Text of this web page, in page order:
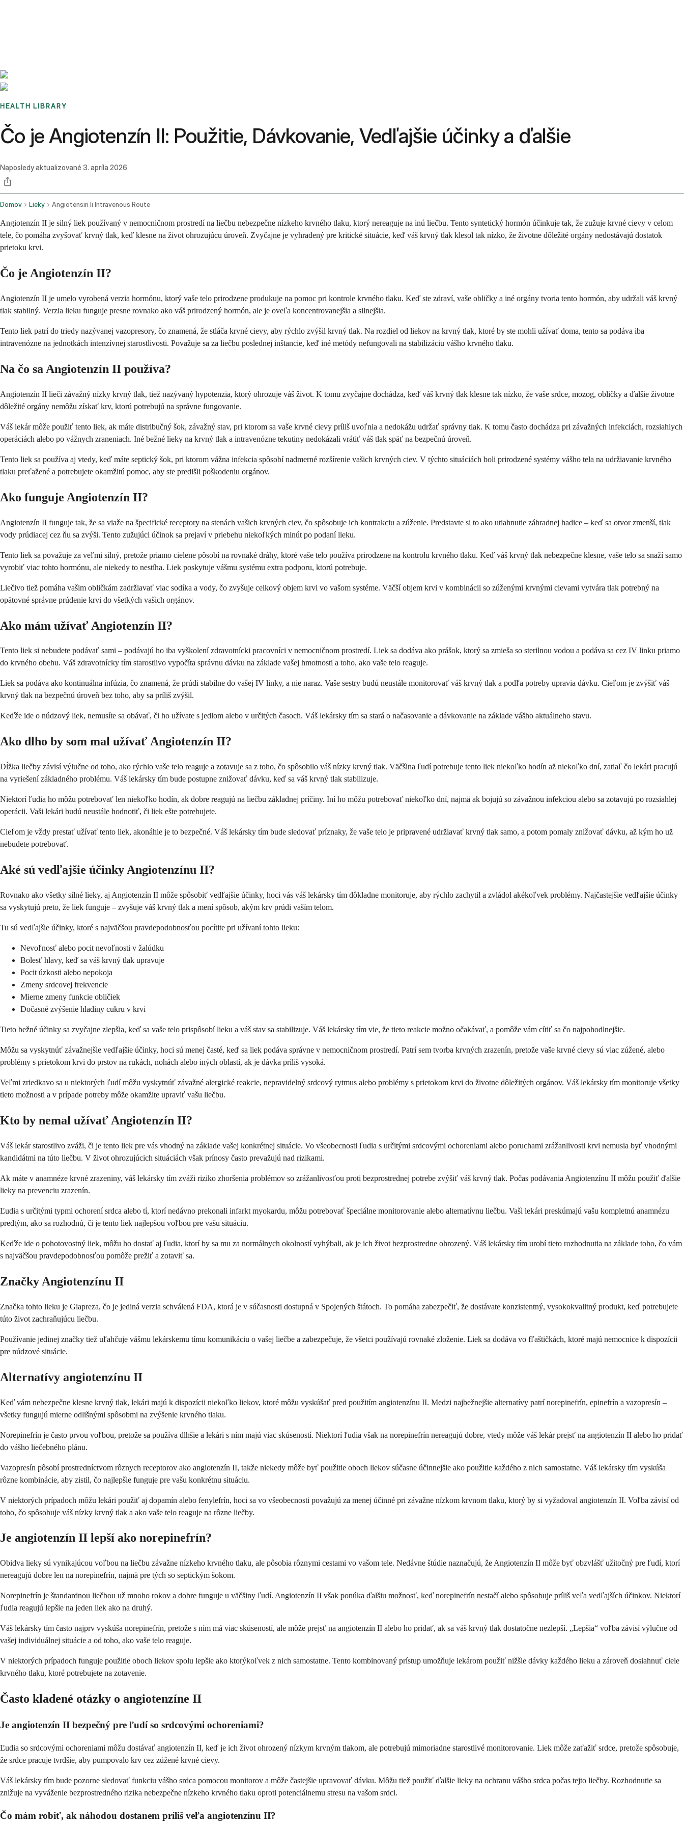
HEALTH LIBRARY
Čo je Angiotenzín II: Použitie, Dávkovanie, Vedľajšie účinky a ďalšie
Naposledy aktualizované 3. apríla 2026
Domov Lieky Angiotensin Ii Intravenous Route
Angiotenzín II je silný liek používaný v nemocničnom prostredí na liečbu nebezpečne nízkeho krvného tlaku, ktorý nereaguje na inú liečbu. Tento syntetický hormón účinkuje tak, že zužuje krvné cievy v celom
tele, čo pomáha zvyšovať krvný tlak, keď klesne na život ohrozujúcu úroveň. Zvyčajne je vyhradený pre kritické situácie, keď váš krvný tlak klesol tak nízko, že životne dôležité orgány nedostávajú dostatok
prietoku krvi.
Čo je Angiotenzín II?
Angiotenzín II je umelo vyrobená verzia hormónu, ktorý vaše telo prirodzene produkuje na pomoc pri kontrole krvného tlaku. Keď ste zdraví, vaše obličky a iné orgány tvoria tento hormón, aby udržali váš krvný
tlak stabilný. Verzia lieku funguje presne rovnako ako váš prirodzený hormón, ale je oveľa koncentrovanejšia a silnejšia.
Tento liek patrí do triedy nazývanej vazopresory, čo znamená, že stláča krvné cievy, aby rýchlo zvýšil krvný tlak. Na rozdiel od liekov na krvný tlak, ktoré by ste mohli užívať doma, tento sa podáva iba
intravenózne na jednotkách intenzívnej starostlivosti. Považuje sa za liečbu poslednej inštancie, keď iné metódy nefungovali na stabilizáciu vášho krvného tlaku.
Na čo sa Angiotenzín II používa?
Angiotenzín II lieči závažný nízky krvný tlak, tiež nazývaný hypotenzia, ktorý ohrozuje váš život. K tomu zvyčajne dochádza, keď váš krvný tlak klesne tak nízko, že vaše srdce, mozog, obličky a ďalšie životne
dôležité orgány nemôžu získať krv, ktorú potrebujú na správne fungovanie.
Váš lekár môže použiť tento liek, ak máte distribučný šok, závažný stav, pri ktorom sa vaše krvné cievy príliš uvoľnia a nedokážu udržať správny tlak. K tomu často dochádza pri závažných infekciách, rozsiahlych
operáciách alebo po vážnych zraneniach. Iné bežné lieky na krvný tlak a intravenózne tekutiny nedokázali vrátiť váš tlak späť na bezpečnú úroveň.
Tento liek sa používa aj vtedy, keď máte septický šok, pri ktorom vážna infekcia spôsobí nadmerné rozšírenie vašich krvných ciev. V týchto situáciách boli prirodzené systémy vášho tela na udržiavanie krvného
tlaku preťažené a potrebujete okamžitú pomoc, aby ste predišli poškodeniu orgánov.
Ako funguje Angiotenzín II?
Angiotenzín II funguje tak, že sa viaže na špecifické receptory na stenách vašich krvných ciev, čo spôsobuje ich kontrakciu a zúženie. Predstavte si to ako utiahnutie záhradnej hadice – keď sa otvor zmenší, tlak
vody prúdiacej cez ňu sa zvýši. Tento zužujúci účinok sa prejaví v priebehu niekoľkých minút po podaní lieku.
Tento liek sa považuje za veľmi silný, pretože priamo cielene pôsobí na rovnaké dráhy, ktoré vaše telo používa prirodzene na kontrolu krvného tlaku. Keď váš krvný tlak nebezpečne klesne, vaše telo sa snaží samo
vyrobiť viac tohto hormónu, ale niekedy to nestíha. Liek poskytuje vášmu systému extra podporu, ktorú potrebuje.
Liečivo tiež pomáha vašim obličkám zadržiavať viac sodíka a vody, čo zvyšuje celkový objem krvi vo vašom systéme. Väčší objem krvi v kombinácii so zúženými krvnými cievami vytvára tlak potrebný na
opätovné správne prúdenie krvi do všetkých vašich orgánov.
Ako mám užívať Angiotenzín II?
Tento liek si nebudete podávať sami – podávajú ho iba vyškolení zdravotnícki pracovníci v nemocničnom prostredí. Liek sa dodáva ako prášok, ktorý sa zmieša so sterilnou vodou a podáva sa cez IV linku priamo
do krvného obehu. Váš zdravotnícky tím starostlivo vypočíta správnu dávku na základe vašej hmotnosti a toho, ako vaše telo reaguje.
Liek sa podáva ako kontinuálna infúzia, čo znamená, že prúdi stabilne do vašej IV linky, a nie naraz. Vaše sestry budú neustále monitorovať váš krvný tlak a podľa potreby upravia dávku. Cieľom je zvýšiť váš
krvný tlak na bezpečnú úroveň bez toho, aby sa príliš zvýšil.
Keďže ide o núdzový liek, nemusíte sa obávať, či ho užívate s jedlom alebo v určitých časoch. Váš lekársky tím sa stará o načasovanie a dávkovanie na základe vášho aktuálneho stavu.
Ako dlho by som mal užívať Angiotenzín II?
Dĺžka liečby závisí výlučne od toho, ako rýchlo vaše telo reaguje a zotavuje sa z toho, čo spôsobilo váš nízky krvný tlak. Väčšina ľudí potrebuje tento liek niekoľko hodín až niekoľko dní, zatiaľ čo lekári pracujú
na vyriešení základného problému. Váš lekársky tím bude postupne znižovať dávku, keď sa váš krvný tlak stabilizuje.
Niektorí ľudia ho môžu potrebovať len niekoľko hodín, ak dobre reagujú na liečbu základnej príčiny. Iní ho môžu potrebovať niekoľko dní, najmä ak bojujú so závažnou infekciou alebo sa zotavujú po rozsiahlej
operácii. Vaši lekári budú neustále hodnotiť, či liek ešte potrebujete.
Cieľom je vždy prestať užívať tento liek, akonáhle je to bezpečné. Váš lekársky tím bude sledovať príznaky, že vaše telo je pripravené udržiavať krvný tlak samo, a potom pomaly znižovať dávku, až kým ho už
nebudete potrebovať.
Aké sú vedľajšie účinky Angiotenzínu II?
Rovnako ako všetky silné lieky, aj Angiotenzín II môže spôsobiť vedľajšie účinky, hoci vás váš lekársky tím dôkladne monitoruje, aby rýchlo zachytil a zvládol akékoľvek problémy. Najčastejšie vedľajšie účinky
sa vyskytujú preto, že liek funguje – zvyšuje váš krvný tlak a mení spôsob, akým krv prúdi vaším telom.
Tu sú vedľajšie účinky, ktoré s najväčšou pravdepodobnosťou pocítite pri užívaní tohto lieku:
Nevoľnosť alebo pocit nevoľnosti v žalúdku
Bolesť hlavy, keď sa váš krvný tlak upravuje
Pocit úzkosti alebo nepokoja
Zmeny srdcovej frekvencie
Mierne zmeny funkcie obličiek
Dočasné zvýšenie hladiny cukru v krvi
Tieto bežné účinky sa zvyčajne zlepšia, keď sa vaše telo prispôsobí lieku a váš stav sa stabilizuje. Váš lekársky tím vie, že tieto reakcie možno očakávať, a pomôže vám cítiť sa čo najpohodlnejšie.
Môžu sa vyskytnúť závažnejšie vedľajšie účinky, hoci sú menej časté, keď sa liek podáva správne v nemocničnom prostredí. Patrí sem tvorba krvných zrazenín, pretože vaše krvné cievy sú viac zúžené, alebo
problémy s prietokom krvi do prstov na rukách, nohách alebo iných oblastí, ak je dávka príliš vysoká.
Veľmi zriedkavo sa u niektorých ľudí môžu vyskytnúť závažné alergické reakcie, nepravidelný srdcový rytmus alebo problémy s prietokom krvi do životne dôležitých orgánov. Váš lekársky tím monitoruje všetky
tieto možnosti a v prípade potreby môže okamžite upraviť vašu liečbu.
Kto by nemal užívať Angiotenzín II?
Váš lekár starostlivo zváži, či je tento liek pre vás vhodný na základe vašej konkrétnej situácie. Vo všeobecnosti ľudia s určitými srdcovými ochoreniami alebo poruchami zrážanlivosti krvi nemusia byť vhodnými
kandidátmi na túto liečbu. V život ohrozujúcich situáciách však prínosy často prevažujú nad rizikami.
Ak máte v anamnéze krvné zrazeniny, váš lekársky tím zváži riziko zhoršenia problémov so zrážanlivosťou proti bezprostrednej potrebe zvýšiť váš krvný tlak. Počas podávania Angiotenzínu II môžu použiť ďalšie
lieky na prevenciu zrazenín.
Ľudia s určitými typmi ochorení srdca alebo tí, ktorí nedávno prekonali infarkt myokardu, môžu potrebovať špeciálne monitorovanie alebo alternatívnu liečbu. Vaši lekári preskúmajú vašu kompletnú anamnézu
predtým, ako sa rozhodnú, či je tento liek najlepšou voľbou pre vašu situáciu.
Keďže ide o pohotovostný liek, môžu ho dostať aj ľudia, ktorí by sa mu za normálnych okolností vyhýbali, ak je ich život bezprostredne ohrozený. Váš lekársky tím urobí tieto rozhodnutia na základe toho, čo vám
s najväčšou pravdepodobnosťou pomôže prežiť a zotaviť sa.
Značky Angiotenzínu II
Značka tohto lieku je Giapreza, čo je jediná verzia schválená FDA, ktorá je v súčasnosti dostupná v Spojených štátoch. To pomáha zabezpečiť, že dostávate konzistentný, vysokokvalitný produkt, keď potrebujete
túto život zachraňujúcu liečbu.
Používanie jedinej značky tiež uľahčuje vášmu lekárskemu tímu komunikáciu o vašej liečbe a zabezpečuje, že všetci používajú rovnaké zloženie. Liek sa dodáva vo fľaštičkách, ktoré majú nemocnice k dispozícii
pre núdzové situácie.
Alternatívy angiotenzínu II
Keď vám nebezpečne klesne krvný tlak, lekári majú k dispozícii niekoľko liekov, ktoré môžu vyskúšať pred použitím angiotenzínu II. Medzi najbežnejšie alternatívy patrí norepinefrín, epinefrín a vazopresín –
všetky fungujú mierne odlišnými spôsobmi na zvýšenie krvného tlaku.
Norepinefrín je často prvou voľbou, pretože sa používa dlhšie a lekári s ním majú viac skúseností. Niektorí ľudia však na norepinefrín nereagujú dobre, vtedy môže váš lekár prejsť na angiotenzín II alebo ho pridať
do vášho liečebného plánu.
Vazopresín pôsobí prostredníctvom rôznych receptorov ako angiotenzín II, takže niekedy môže byť použitie oboch liekov súčasne účinnejšie ako použitie každého z nich samostatne. Váš lekársky tím vyskúša
rôzne kombinácie, aby zistil, čo najlepšie funguje pre vašu konkrétnu situáciu.
V niektorých prípadoch môžu lekári použiť aj dopamín alebo fenylefrín, hoci sa vo všeobecnosti považujú za menej účinné pri závažne nízkom krvnom tlaku, ktorý by si vyžadoval angiotenzín II. Voľba závisí od
toho, čo spôsobuje váš nízky krvný tlak a ako vaše telo reaguje na rôzne liečby.
Je angiotenzín II lepší ako norepinefrín?
Obidva lieky sú vynikajúcou voľbou na liečbu závažne nízkeho krvného tlaku, ale pôsobia rôznymi cestami vo vašom tele. Nedávne štúdie naznačujú, že Angiotenzín II môže byť obzvlášť užitočný pre ľudí, ktorí
nereagujú dobre len na norepinefrín, najmä pre tých so septickým šokom.
Norepinefrín je štandardnou liečbou už mnoho rokov a dobre funguje u väčšiny ľudí. Angiotenzín II však ponúka ďalšiu možnosť, keď norepinefrín nestačí alebo spôsobuje príliš veľa vedľajších účinkov. Niektorí
ľudia reagujú lepšie na jeden liek ako na druhý.
Váš lekársky tím často najprv vyskúša norepinefrín, pretože s ním má viac skúseností, ale môže prejsť na angiotenzín II alebo ho pridať, ak sa váš krvný tlak dostatočne nezlepší. „Lepšia“ voľba závisí výlučne od
vašej individuálnej situácie a od toho, ako vaše telo reaguje.
V niektorých prípadoch funguje použitie oboch liekov spolu lepšie ako ktorýkoľvek z nich samostatne. Tento kombinovaný prístup umožňuje lekárom použiť nižšie dávky každého lieku a zároveň dosiahnuť ciele
krvného tlaku, ktoré potrebujete na zotavenie.
Často kladené otázky o angiotenzíne II
Je angiotenzín II bezpečný pre ľudí so srdcovými ochoreniami?
Ľudia so srdcovými ochoreniami môžu dostávať angiotenzín II, keď je ich život ohrozený nízkym krvným tlakom, ale potrebujú mimoriadne starostlivé monitorovanie. Liek môže zaťažiť srdce, pretože spôsobuje,
že srdce pracuje tvrdšie, aby pumpovalo krv cez zúžené krvné cievy.
Váš lekársky tím bude pozorne sledovať funkciu vášho srdca pomocou monitorov a môže častejšie upravovať dávku. Môžu tiež použiť ďalšie lieky na ochranu vášho srdca počas tejto liečby. Rozhodnutie sa
znižuje na vyváženie bezprostredného rizika nebezpečne nízkeho krvného tlaku oproti potenciálnemu stresu na vašom srdci.
Čo mám robiť, ak náhodou dostanem príliš veľa angiotenzínu II?